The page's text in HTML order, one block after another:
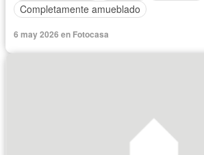
Completamente amueblado
6 may 2026 en Fotocasa